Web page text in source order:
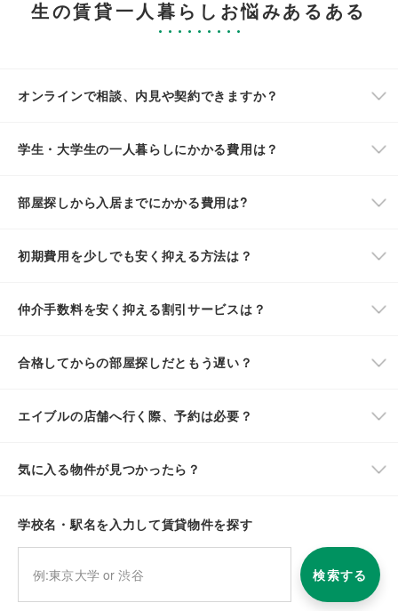
生の賃貸一人暮らしお悩みあるある
オンラインで相談、内見や契約できますか？
学生・大学生の一人暮らしにかかる費用は？
部屋探しから入居までにかかる費用は?
初期費用を少しでも安く抑える方法は？
仲介手数料を安く抑える割引サービスは？
合格してからの部屋探しだともう遅い？
エイブルの店舗へ行く際、予約は必要？
気に入る物件が見つかったら？
学校名・駅名を入力して賃貸物件を探す
検索する